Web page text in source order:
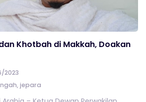
Khotbah di Makkah, Doakan
2023
, jepara